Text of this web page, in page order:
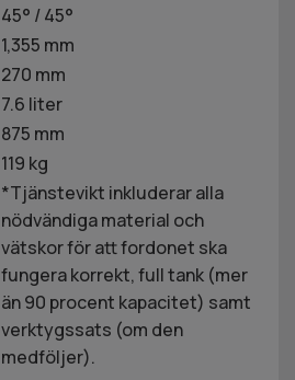
45° / 45°
1,355 mm
270 mm
7.6 liter
875 mm
119 kg
*Tjänstevikt inkluderar alla
nödvändiga material och
vätskor för att fordonet ska
fungera korrekt, full tank (mer
än 90 procent kapacitet) samt
verktygssats (om den
medföljer).